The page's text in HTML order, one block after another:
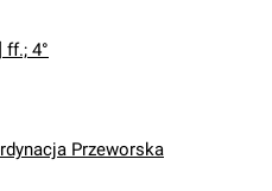
ff.; 4°
Przeworska